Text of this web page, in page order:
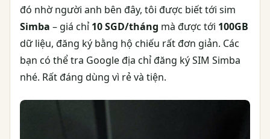
đó nhờ người anh bên đây, tôi được biết tới sim
Simba – giá chỉ 10 SGD/tháng mà được tới 100GB
dữ liệu, đăng ký bằng hộ chiếu rất đơn giản. Các
bạn có thể tra Google địa chỉ đăng ký SIM Simba
nhé. Rất đáng dùng vì rẻ và tiện.